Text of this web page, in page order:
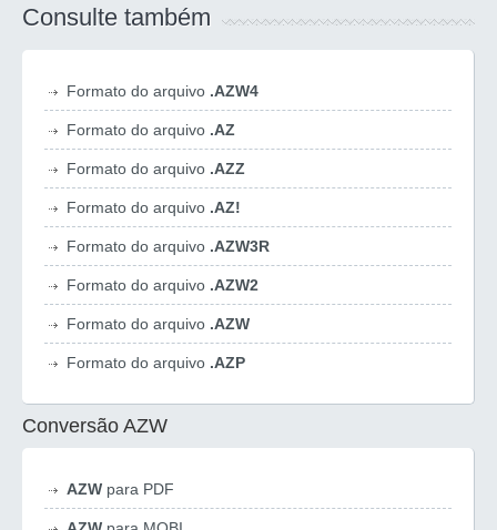
Consulte também
Formato do arquivo .AZW4
Formato do arquivo .AZ
Formato do arquivo .AZZ
Formato do arquivo .AZ!
Formato do arquivo .AZW3R
Formato do arquivo .AZW2
Formato do arquivo .AZW
Formato do arquivo .AZP
Conversão AZW
AZW para PDF